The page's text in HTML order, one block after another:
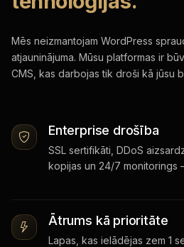
Mēs neizmantojam WordPress
atjauninājuma. Mūsu platformas ir
CMS, kas darbojas tik droši kā jūsu
Enterprise drošība
SSL sertifikāti, DDoS
kopijas un 24/7 monitorings
Ātrums kā prioritāte
Lapas, kas ielādējas zem 1